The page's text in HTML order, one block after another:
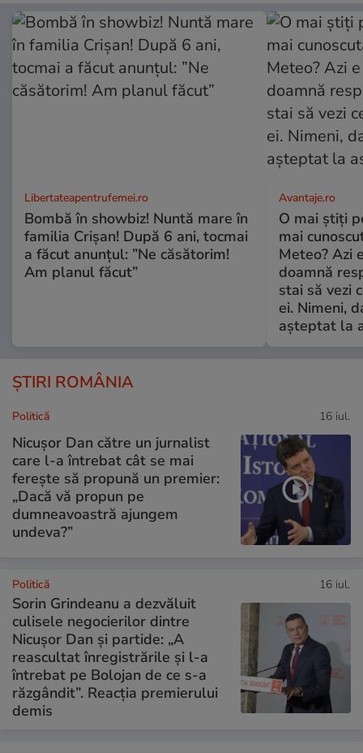
Libertateapentrufemei.ro
Bombă în showbiz! Nuntă mare în
familia Crișan! După 6 ani, tocmai
a făcut anunțul: ”Ne căsătorim!
Am planul făcut”
Avantaje.ro
O mai știți
mai
Meteo? Azi
doamnă
stai să vezi
ei. Nimeni,
așteptat la
ȘTIRI ROMÂNIA
Politică 16 iul.
Nicușor Dan către un jurnalist
care l-a întrebat cât se mai
ferește să propună un premier:
„Dacă vă propun pe
dumneavoastră ajungem
undeva?”
Politică 16 iul.
Sorin Grindeanu a dezvăluit
culisele negocierilor dintre
Nicușor Dan și partide: „A
reascultat înregistrările și l-a
întrebat pe Bolojan de ce s-a
răzgândit”. Reacția premierului
demis